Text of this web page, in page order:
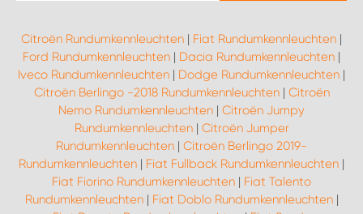
Citroën Rundumkennleuchten | Fiat Rundumkennleuchten |
Ford Rundumkennleuchten | Dacia Rundumkennleuchten |
Iveco Rundumkennleuchten | Dodge Rundumkennleuchten |
Citroën Berlingo -2018 Rundumkennleuchten| Citroën
Nemo Rundumkennleuchten | Citroën Jumpy
Rundumkennleuchten| Citroën Jumper
Rundumkennleuchten | Citroën Berlingo 2019-
Rundumkennleuchten | Fiat Fullback Rundumkennleuchten |
Fiat Fiorino Rundumkennleuchten | Fiat Talento
Rundumkennleuchten| Fiat Doblo Rundumkennleuchten|